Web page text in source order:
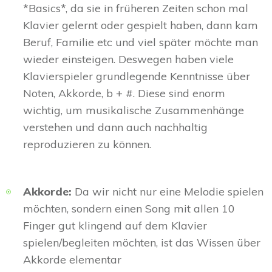
*Basics*, da sie in früheren Zeiten schon mal
Klavier gelernt oder gespielt haben, dann kam
Beruf, Familie etc und viel später möchte man
wieder einsteigen. Deswegen haben viele
Klavierspieler grundlegende Kenntnisse über
Noten, Akkorde, b + #. Diese sind enorm
wichtig, um musikalische Zusammenhänge
verstehen und dann auch nachhaltig
reproduzieren zu können.
Akkorde: Da wir nicht nur eine Melodie spielen
möchten, sondern einen Song mit allen 10
Finger gut klingend auf dem Klavier
spielen/begleiten möchten, ist das Wissen über
Akkorde elementar